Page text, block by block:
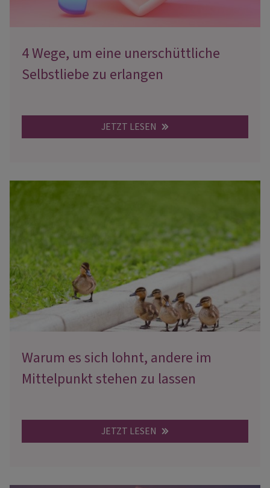
4 Wege, um eine unerschüttliche
Selbstliebe zu erlangen
JETZT LESEN
Warum es sich lohnt, andere im
Mittelpunkt stehen zu lassen
JETZT LESEN